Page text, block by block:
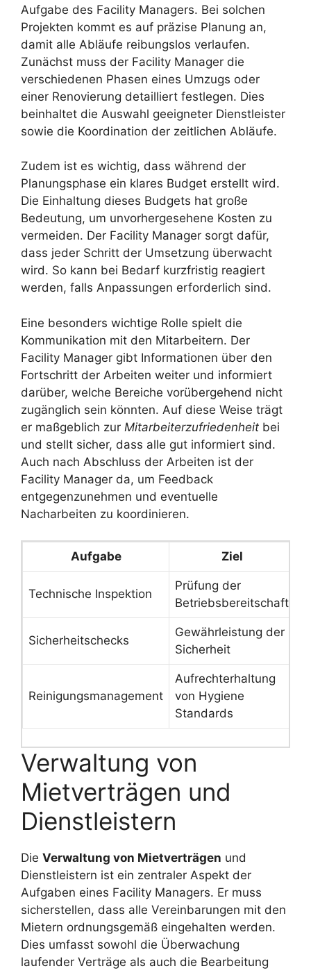
Aufgabe des Facility Managers. Bei solchen
Projekten kommt es auf präzise Planung an,
damit alle Abläufe reibungslos verlaufen.
Zunächst muss der Facility Manager die
verschiedenen Phasen eines Umzugs oder
einer Renovierung detailliert festlegen. Dies
beinhaltet die Auswahl geeigneter Dienstleister
sowie die Koordination der zeitlichen Abläufe.
Zudem ist es wichtig, dass während der
Planungsphase ein klares Budget erstellt wird.
Die Einhaltung dieses Budgets hat große
Bedeutung, um unvorhergesehene Kosten zu
vermeiden. Der Facility Manager sorgt dafür,
dass jeder Schritt der Umsetzung überwacht
wird. So kann bei Bedarf kurzfristig reagiert
werden, falls Anpassungen erforderlich sind.
Eine besonders wichtige Rolle spielt die
Kommunikation mit den Mitarbeitern. Der
Facility Manager gibt Informationen über den
Fortschritt der Arbeiten weiter und informiert
darüber, welche Bereiche vorübergehend nicht
zugänglich sein könnten. Auf diese Weise trägt
er maßgeblich zur Mitarbeiterzufriedenheit bei
und stellt sicher, dass alle gut informiert sind.
Auch nach Abschluss der Arbeiten ist der
Facility Manager da, um Feedback
entgegenzunehmen und eventuelle
Nacharbeiten zu koordinieren.
Aufgabe Ziel
Technische Inspektion
Prüfung der
Betriebsbereitschaft
Sicherheitschecks
Gewährleistung der
Sicherheit
Reinigungsmanagement
Aufrechterhaltung
von Hygiene
Standards
Verwaltung von
Mietverträgen und
Dienstleistern
Die Verwaltung von Mietverträgen und
Dienstleistern ist ein zentraler Aspekt der
Aufgaben eines Facility Managers. Er muss
sicherstellen, dass alle Vereinbarungen mit den
Mietern ordnungsgemäß eingehalten werden.
Dies umfasst sowohl die Überwachung
laufender Verträge als auch die Bearbeitung